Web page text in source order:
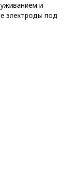
и
электроды под